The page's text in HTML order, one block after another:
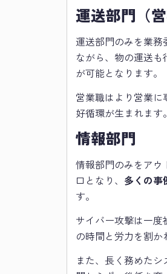
運送部門（
運送部門のみを業務
ながら、物の運送
が可能となります。
営業職はより営業に
好循環が生まれます。
情報部門
情報部門のみをア
口となり、 多くの事
す。
サイバー攻撃は一
の時間と労力を割か
また、長く務めた